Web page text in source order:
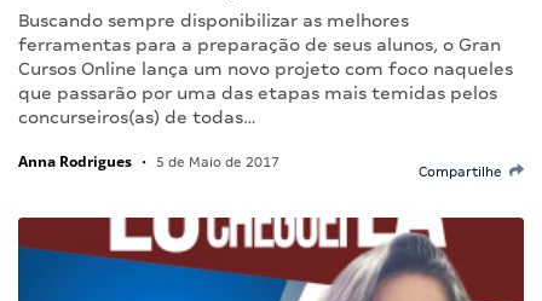
Buscando sempre disponibilizar as melhores
ferramentas para a preparação de seus alunos, o Gran
Cursos Online lança um novo projeto com foco naqueles
que passarão por uma das etapas mais temidas pelos
concurseiros(as) de todas…
Anna Rodrigues • 5 de Maio de 2017
Compartilhe